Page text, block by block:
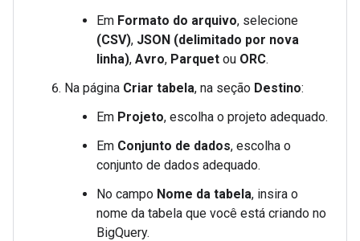
Em Formato do arquivo, selecione
(CSV), JSON (delimitado por nova
linha), Avro, Parquet ou ORC.
Na página Criar tabela, na seção Destino:
Em Projeto, escolha o projeto adequado.
Em Conjunto de dados, escolha o
conjunto de dados adequado.
No campo Nome da tabela, insira o
nome da tabela que você está criando no
BigQuery.